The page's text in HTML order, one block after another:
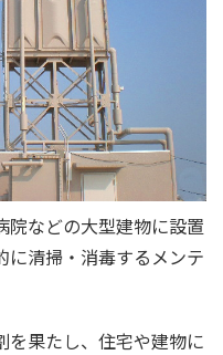
院などの大型建物に設置
に清掃・消毒するメンテ
を果たし、住宅や建物に